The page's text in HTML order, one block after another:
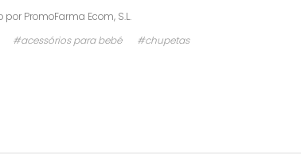
por PromoFarma Ecom, S.L.
#acessórios para bebé #chupetas